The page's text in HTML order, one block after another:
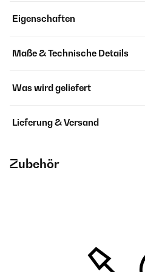
Eigenschaften
Maße & Technische Details
Was wird geliefert
Lieferung & Versand
Zubehör